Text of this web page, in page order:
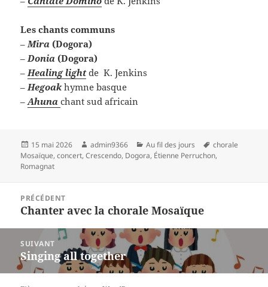
Les chants communs
–Mira (Dogora)
–Donia (Dogora)
–Healing light de K. Jenkins
–Hegoakhymne basque
–Ahuna chant sud africain
Publié
le
15 mai 2026 Auteur
admin9366 Catégories
Au fil des jours
Mots-
clés
chorale
Mosaïque,concert,Crescendo, Dogora, Étienne Perruchon,
Romagnat
l’article
PRÉCÉDENT
Article
Chanter avec la chorale Mosaïque
SUIVANT
Article
suivant :
Singing all together